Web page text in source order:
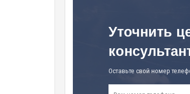
Уточнить
Оставьте свой номер